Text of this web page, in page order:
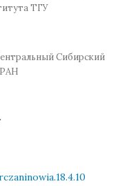
ТГУ
Сибирский
РАН